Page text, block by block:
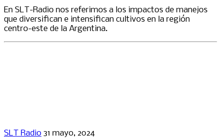
En SLT-Radio nos referimos a los impactos de manejos
que diversifican e intensifican cultivos en la región
centro-este de la Argentina.
SLT Radio 31 mayo, 2024